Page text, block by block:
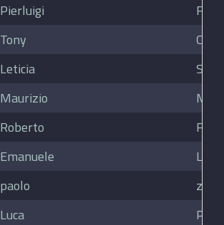
Pierluigi
Tony
Cuzic
Leticia
Maurizio
Roberto
Emanuele
paolo
Luca